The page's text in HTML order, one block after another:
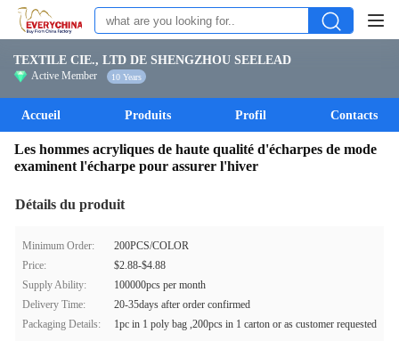
TEXTILE CIE., LTD DE SHENGZHOU SEELEAD
Active Member 10 Years
Accueil Produits Profil Contacts
Les hommes acryliques de haute qualité d'écharpes de mode
examinent l'écharpe pour assurer l'hiver
Détails du produit
Minimum Order:
200PCS/COLOR
Price:
$2.88-$4.88
Supply Ability:
100000pcs per month
Delivery Time:
20-35days after order confirmed
Packaging Details:
1pc in 1 poly bag ,200pcs in 1 carton or as customer requested